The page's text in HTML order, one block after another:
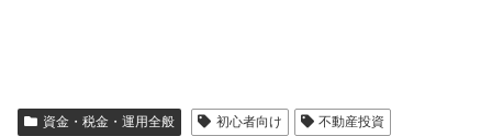
資金・税金・運用全般 初心者向け 不動産投資